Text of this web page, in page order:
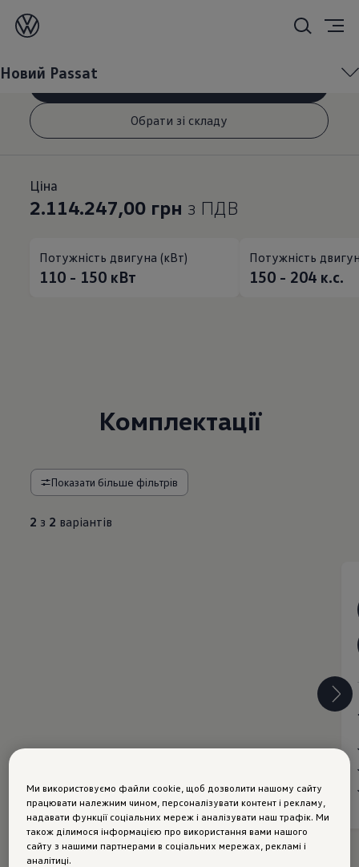
Новий Passat
Обрати зі складу
Ціна
2.114.247,00 грн з ПДВ
Потужність двигуна (кВт)
110 - 150 кВт
Потужність
150 - 204 к.с.
Комплектації
Показати більше фільтрів
2 з 2 варіантів
Ми використовуємо файли cookie, щоб дозволити нашому сайту
працювати належним чином, персоналізувати контент і рекламу,
надавати функції соціальних мереж і аналізувати наш трафік. Ми
також ділимося інформацією про використання вами нашого
сайту з нашими партнерами в соціальних мережах, рекламі і
аналітиці.